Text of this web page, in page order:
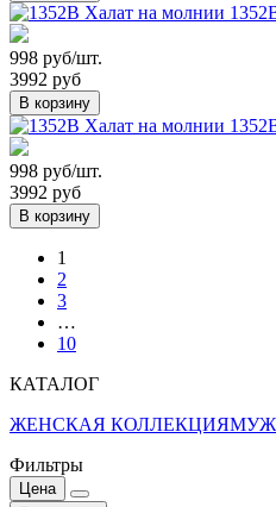
998 руб/шт.
3992 руб
В корзину
998 руб/шт.
3992 руб
В корзину
1
2
3
…
10
КАТАЛОГ
ЖЕНСКАЯ КОЛЛЕКЦИЯ
Фильтры
Цена